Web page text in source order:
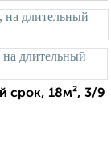
срок, 18м², 3/9